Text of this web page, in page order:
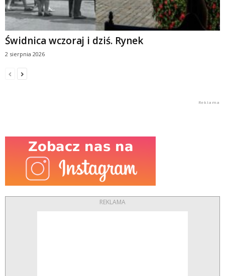
Świdnica wczoraj i dziś. Rynek
2 sierpnia 2026
REKLAMA